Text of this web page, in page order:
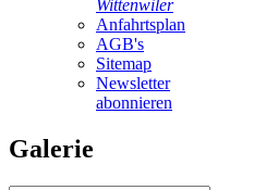
Wittenwiler
Anfahrtsplan
AGB's
Sitemap
Newsletter
abonnieren
Galerie